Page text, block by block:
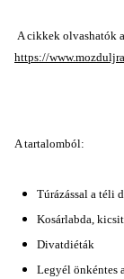
A cikkek olvashatók
https://
A tartalomból:
Túrázással a téli
Kosárlabda,
Divatdiéták
Legyél önkéntes